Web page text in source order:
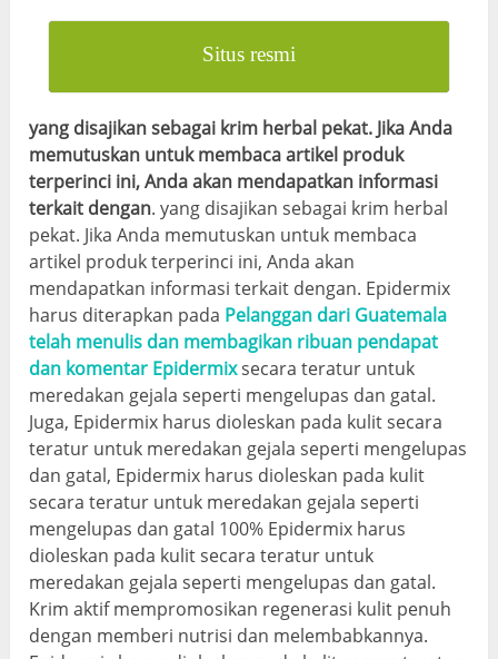
Situs resmi
yang disajikan sebagai krim herbal pekat. Jika Anda
memutuskan untuk membaca artikel produk
terperinci ini, Anda akan mendapatkan informasi
terkait dengan. yang disajikan sebagai krim herbal
pekat. Jika Anda memutuskan untuk membaca
artikel produk terperinci ini, Anda akan
mendapatkan informasi terkait dengan. Epidermix
harus diterapkan pada Pelanggan dari Guatemala
telah menulis dan membagikan ribuan pendapat
dan komentar Epidermixsecara teratur untuk
meredakan gejala seperti mengelupas dan gatal.
Juga, Epidermix harus dioleskan pada kulit secara
teratur untuk meredakan gejala seperti mengelupas
dan gatal, Epidermix harus dioleskan pada kulit
secara teratur untuk meredakan gejala seperti
mengelupas dan gatal 100% Epidermix harus
dioleskan pada kulit secara teratur untuk
meredakan gejala seperti mengelupas dan gatal.
Krim aktif mempromosikan regenerasi kulit penuh
dengan memberi nutrisi dan melembabkannya.